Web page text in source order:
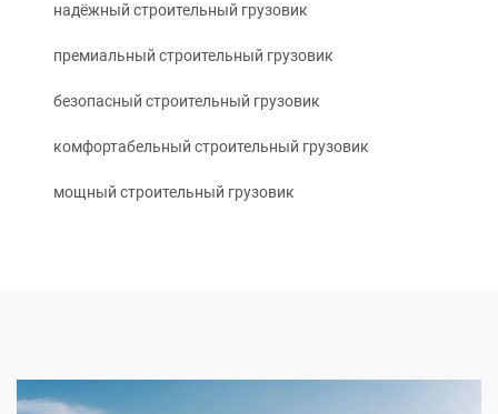
надёжный строительный грузовик
премиальный строительный грузовик
безопасный строительный грузовик
комфортабельный строительный грузовик
мощный строительный грузовик